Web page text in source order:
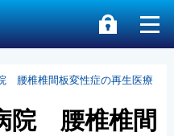
腰椎椎間板変性症の再生医療
院 腰椎椎間